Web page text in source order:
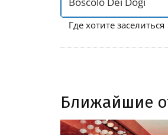
Где хотите заселиться
Ближайшие